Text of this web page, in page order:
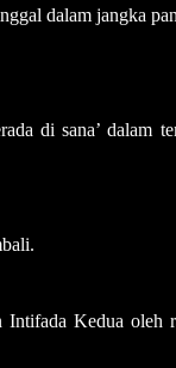
dalam jangka
di sana’ dalam
Intifada Kedua oleh